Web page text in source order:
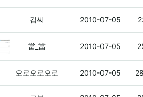
김씨 2010-07-05
그분 갔지?
當_當 2010-07-05
오로오로오로 2010-07-05